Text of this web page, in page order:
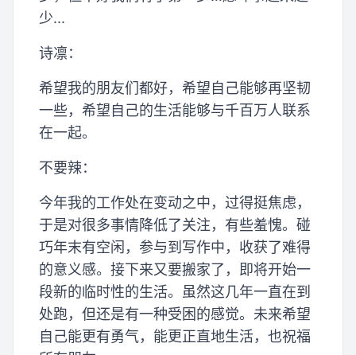
少...
诗凛：
希望我的朋友们都好，希望自己能够再坚韧
一些，希望自己的生活能够与千百万人联系
在一起。
不要辣：
今年我的工作处在变动之中，过得挺焦虑，
于是对很多事情降低了关注，有些羞愧。碰
巧年末有空闲，参与到写作中，收获了难得
的意义感。接下来又要搬家了，即将开始一
段新的临时性的生活。虽然这几年一直在到
处跑，但还是有一种受困的感觉。未来希望
自己能更有勇气，能更正直地生活，也祝福